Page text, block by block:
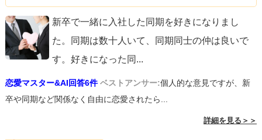
新卒で一緒に入社した同期を好きになりまし
た。同期は数十人いて、同期同士の仲は良いで
す。好きになった同 ...
恋愛マスター&AI回答6件 ベストアンサー:個人的な意見ですが、新
卒や同期など関係なく自由に恋愛されたら...
詳細を見る＞＞